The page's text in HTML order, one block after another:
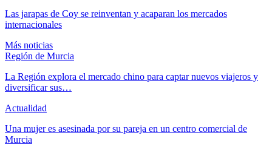
Las jarapas de Coy se reinventan y acaparan los mercados
internacionales
Más noticias
Región de Murcia
La Región explora el mercado chino para captar nuevos viajeros y
diversificar sus…
Actualidad
Una mujer es asesinada por su pareja en un centro comercial de
Murcia